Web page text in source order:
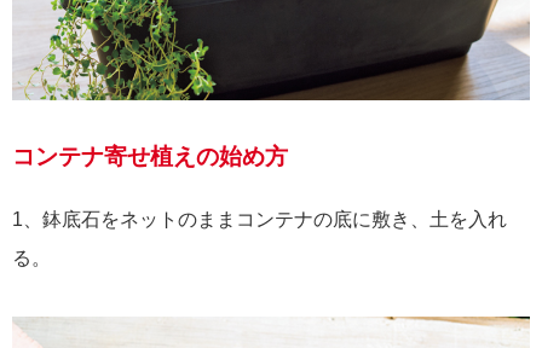
コンテナ寄せ植えの始め方
1、鉢底石をネットのままコンテナの底に敷き、土を入れ
る。